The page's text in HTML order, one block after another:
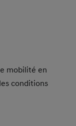
mobilité en
conditions